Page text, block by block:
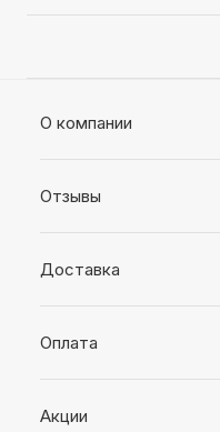
О компании
Отзывы
Доставка
Оплата
Акции